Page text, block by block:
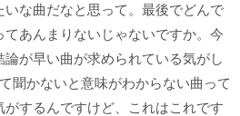
いな曲だなと思って。最後でどんで
あんまりないじゃないですか。今
が早い曲が求められている気がし
聞かないと意味がわからない曲って
するんですけど、これはこれです